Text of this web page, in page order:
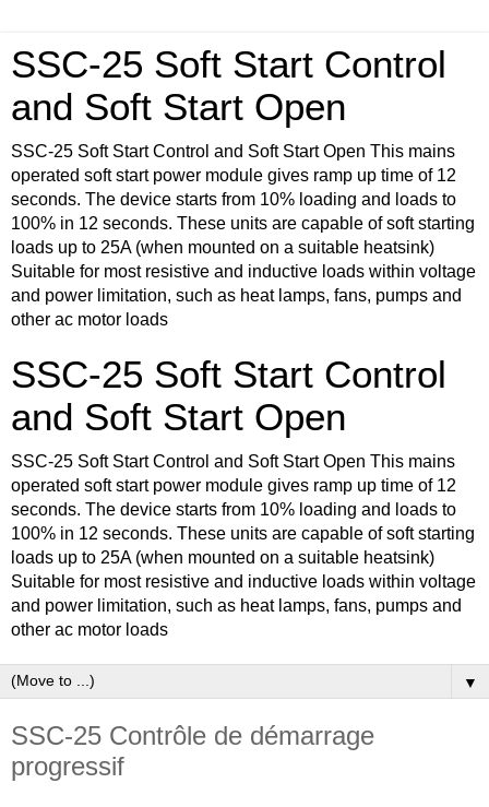
SSC-25 Soft Start Control
and Soft Start Open
SSC-25 Soft Start Control and Soft Start Open This mains
operated soft start power module gives ramp up time of 12
seconds. The device starts from 10% loading and loads to
100% in 12 seconds. These units are capable of soft starting
loads up to 25A (when mounted on a suitable heatsink)
Suitable for most resistive and inductive loads within voltage
and power limitation, such as heat lamps, fans, pumps and
other ac motor loads
SSC-25 Soft Start Control
and Soft Start Open
SSC-25 Soft Start Control and Soft Start Open This mains
operated soft start power module gives ramp up time of 12
seconds. The device starts from 10% loading and loads to
100% in 12 seconds. These units are capable of soft starting
loads up to 25A (when mounted on a suitable heatsink)
Suitable for most resistive and inductive loads within voltage
and power limitation, such as heat lamps, fans, pumps and
other ac motor loads
▼
SSC-25 Contrôle de démarrage
progressif